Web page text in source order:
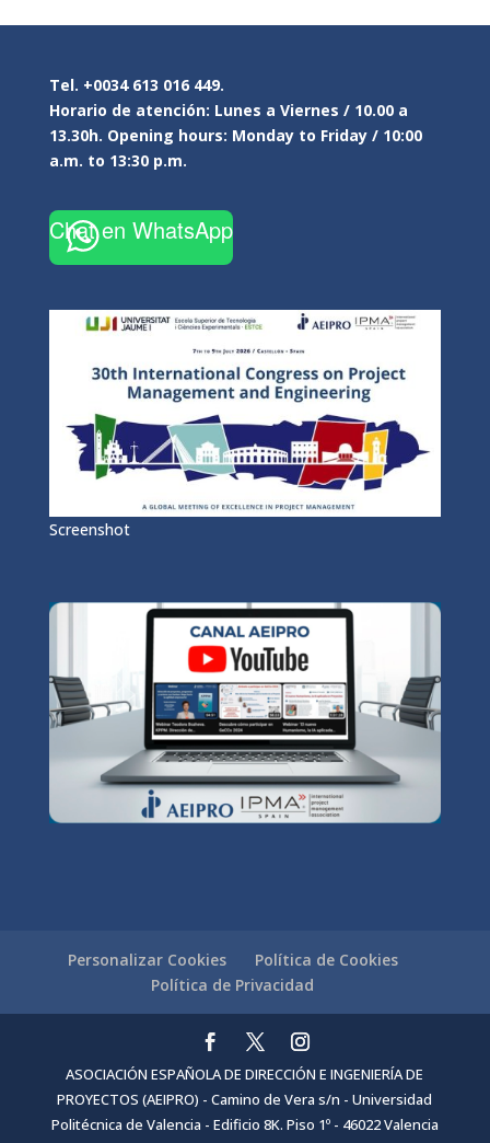
Tel. +0034 613 016 449.
Horario de atención: Lunes a Viernes / 10.00 a
13.30h. Opening hours: Monday to Friday / 10:00
a.m. to 13:30 p.m.
Chat en WhatsApp
Screenshot
Personalizar Cookies
Política de Cookies
Política de Privacidad
ASOCIACIÓN ESPAÑOLA DE DIRECCIÓN E INGENIERÍA DE
PROYECTOS (AEIPRO) - Camino de Vera s/n - Universidad
Politécnica de Valencia - Edificio 8K. Piso 1º - 46022 Valencia